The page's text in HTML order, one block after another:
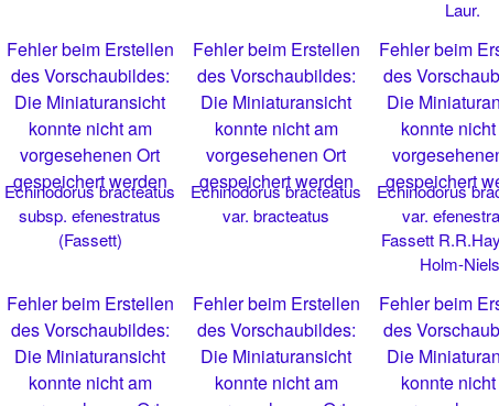
Laur.
Fehler beim Erstellen
des Vorschaubildes:
Die Miniaturansicht
konnte nicht am
vorgesehenen Ort
gespeichert werden
Echinodorus bracteatus
subsp. efenestratus
(Fassett)
Fehler beim Erstellen
des Vorschaubildes:
Die Miniaturansicht
konnte nicht am
vorgesehenen Ort
gespeichert werden
Echinodorus bracteatus
var. bracteatus
Fehler beim
des
Die
konnte
gespeichert
Echinodorus
var.
Fassett
Holm-
Fehler beim Erstellen
des Vorschaubildes:
Die Miniaturansicht
konnte nicht am
Fehler beim Erstellen
des Vorschaubildes:
Die Miniaturansicht
konnte nicht am
Fehler beim
des
Die
konnte